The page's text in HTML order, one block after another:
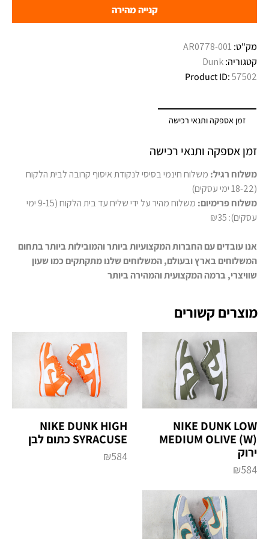
קנייה מהירה
מק"ט: AR0778-001
קטגוריה:Dunk
Product ID:57502
זמן אספקה ותנאי רכישה
זמן אספקה ותנאי רכישה
משלוח רגיל: משלוח חינמי בסיסי לנקודת איסוף קרובה לבית הלקוח
(18-22 ימי עסקים)
משלוח פרימיום:
משלוח מהיר על ידי שליח עד בית הלקוח (9-15 ימי
עסקים): ₪35
אנו עובדים עם החברות המקצועיות ביותר והמובילות ביותר בתחום
המשלוחים בארץ ובעולם, המשלוחים שלנו מתקתקים כמו שעון
שוויצרי, ברמה המקצועית והמהירה ביותר
מוצרים קשורים
NIKE DUNK LOW
MEDIUM OLIVE (W)
ירוק
₪584
NIKE DUNK HIGH
SYRACUSE כתום לבן
₪584